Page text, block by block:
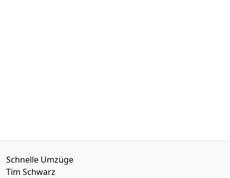
Schnelle Umzüge
Tim Schwarz